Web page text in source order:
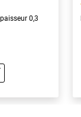
0,3